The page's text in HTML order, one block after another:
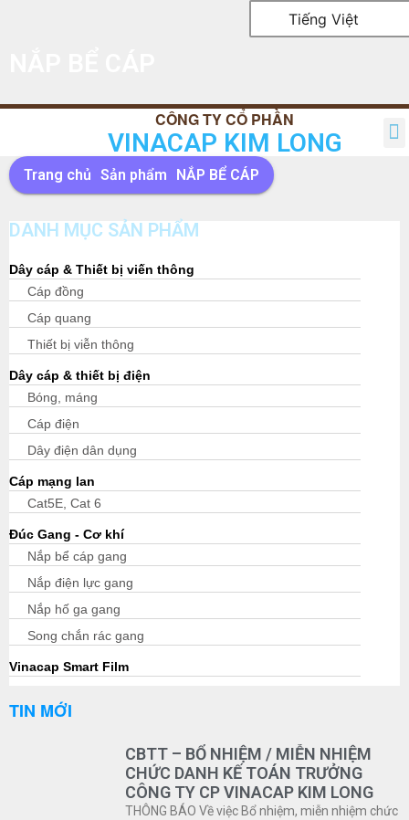
Tiếng Việt
VINACAP KIM LONG
Trang chủ Sản phẩm NẮP BỂ CÁP
DANH MỤC SẢN PHẨM
Dây cáp & Thiết bị viến thông
Cáp đồng
Cáp quang
Thiết bị viễn thông
Dây cáp & thiết bị điện
Bóng, máng
Cáp điện
Dây điện dân dụng
Cáp mạng lan
Cat5E, Cat 6
Đúc Gang - Cơ khí
Nắp bể cáp gang
Nắp điện lực gang
Nắp hố ga gang
Song chắn rác gang
Vinacap Smart Film
TIN MỚI
CBTT – BỔ NHIỆM / MIỄN NHIỆM
CHỨC DANH KẾ TOÁN TRƯỞNG
CÔNG TY CP VINACAP KIM LONG
THÔNG BÁO Về việc Bổ nhiệm, miễn nhiệm chức